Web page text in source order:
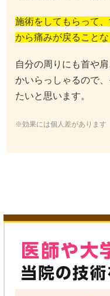
施術をしてもらって
から痛みが戻ることな
自分の周りにも首や
かいらっしゃるので
たいと思います。
※効果には個人差があります